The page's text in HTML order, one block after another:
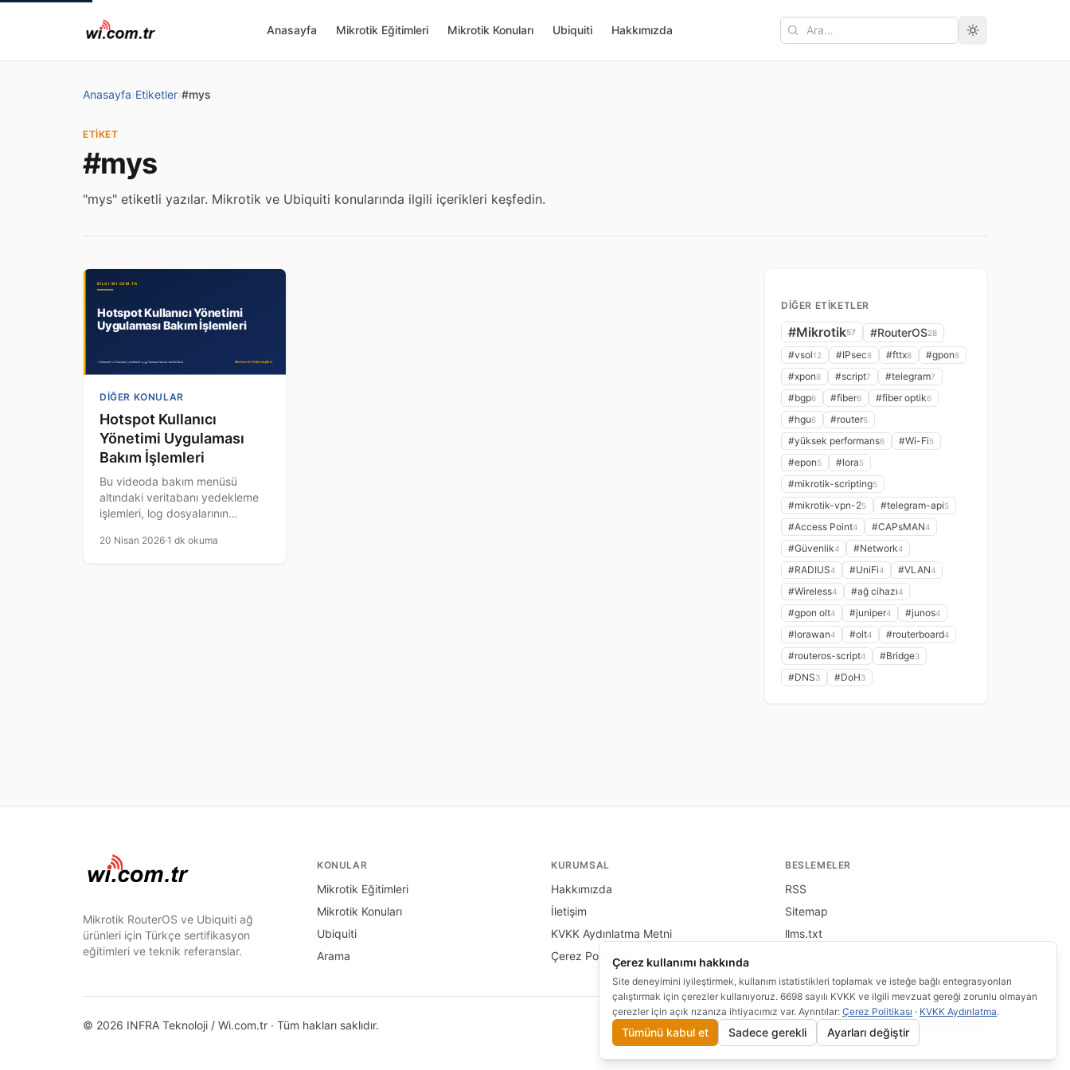
Anasayfa Mikrotik Eğitimleri Mikrotik Konuları Ubiquiti Hakkımızda
Ara
Anasayfa›Etiketler›#mys
ETIKET
#mys
"mys" etiketli yazılar. Mikrotik ve Ubiquiti konularında ilgili içerikleri keşfedin.
DIĞER KONULAR
Hotspot Kullanıcı
Yönetimi Uygulaması
Bakım İşlemleri
Bu videoda bakım menüsü
altındaki veritabanı yedekleme
işlemleri, log dosyalarının
temizlenmesi gibi özellikler
20 Nisan 2026·1 dk okuma
DIĞER ETIKETLER
#Mikrotik57 #RouterOS28
#vsol12 #IPsec8 #fttx8 #gpon8
#xpon8 #script7 #telegram7
#bgp6 #fiber6 #fiber optik6
#hgu6 #router6
#yüksek performans6 #Wi-Fi5
#epon5 #lora5
#mikrotik-scripting5
#mikrotik-vpn-25 #telegram-api5
#Access Point4 #CAPsMAN4
#Güvenlik4 #Network4
#RADIUS4 #UniFi4 #VLAN4
#Wireless4 #ağ cihazı4
#gpon olt4 #juniper4 #junos4
#lorawan4 #olt4 #routerboard4
#routeros-script4 #Bridge3
#DNS3 #DoH3
Mikrotik RouterOS ve Ubiquiti ağ
ürünleri için Türkçe sertifikasyon
eğitimleri ve teknik referanslar.
KONULAR
Mikrotik Eğitimleri
Mikrotik Konuları
Ubiquiti
Arama
KURUMSAL
Hakkımızda
İletişim
KVKK Aydınlatma Metni
Çerez Politikası
BESLEMELER
RSS
Sitemap
llms.txt
© 2026 INFRA Teknoloji / Wi.com.tr · Tüm hakları saklıdır. Çerez Tercihlerim bilgi.wi.com.tr altında yayınlanmaktadır.
Çerez kullanımı hakkında
Site deneyimini iyileştirmek, kullanım istatistikleri toplamak ve isteğe bağlı entegrasyonları
çalıştırmak için çerezler kullanıyoruz. 6698 sayılı KVKK ve ilgili mevzuat gereği zorunlu olmayan
çerezler için açık rızanıza ihtiyacımız var. Ayrıntılar: Çerez Politikası · KVKK Aydınlatma.
Tümünü kabul et Sadece gerekli Ayarları değiştir